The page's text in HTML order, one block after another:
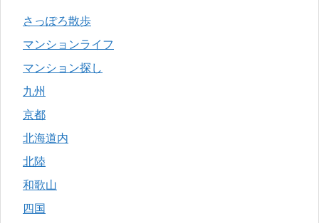
さっぽろ散歩
マンションライフ
マンション探し
九州
京都
北海道内
北陸
和歌山
四国